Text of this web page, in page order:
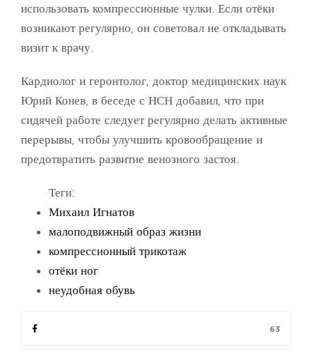
63
использовать компрессионные чулки. Если отёки
возникают регулярно, он советовал не откладывать
визит к врачу.
Кардиолог и геронтолог, доктор медицинских наук
Юрий Конев, в беседе с НСН добавил, что при
сидячей работе следует регулярно делать активные
перерывы, чтобы улучшить кровообращение и
предотвратить развитие венозного застоя.
Теги:
Михаил Игнатов
малоподвижный образ жизни
компрессионный трикотаж
отёки ног
неудобная обувь